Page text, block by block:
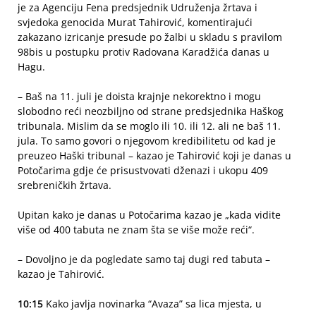
je za Agenciju Fena predsjednik Udruženja žrtava i
svjedoka genocida Murat Tahirović, komentirajući
zakazano izricanje presude po žalbi u skladu s pravilom
98bis u postupku protiv Radovana Karadžića danas u
Hagu.
– Baš na 11. juli je doista krajnje nekorektno i mogu
slobodno reći neozbiljno od strane predsjednika Haškog
tribunala. Mislim da se moglo ili 10. ili 12. ali ne baš 11.
jula. To samo govori o njegovom kredibilitetu od kad je
preuzeo Haški tribunal – kazao je Tahirović koji je danas u
Potočarima gdje će prisustvovati dženazi i ukopu 409
srebreničkih žrtava.
Upitan kako je danas u Potočarima kazao je „kada vidite
više od 400 tabuta ne znam šta se više može reći“.
– Dovoljno je da pogledate samo taj dugi red tabuta –
kazao je Tahirović.
10:15 Kako javlja novinarka “Avaza” sa lica mjesta, u